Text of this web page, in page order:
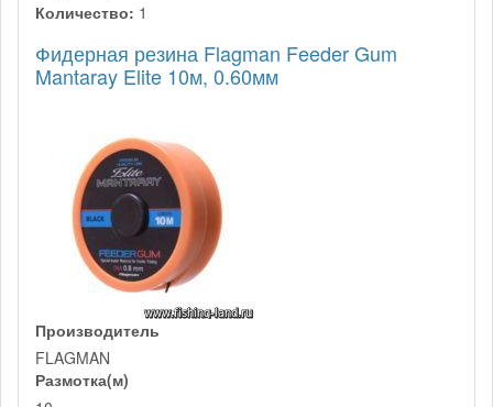
Количество: 1
Фидерная резина Flagman Feeder Gum
Mantaray Elite 10м, 0.60мм
Производитель
FLAGMAN
Размотка(м)